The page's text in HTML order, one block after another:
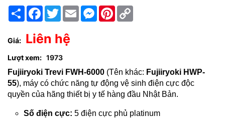
Chia
sẻ
Facebook
TwitterEmail Messenger
Pinterest
Giá: Liên hệ
Lượt xem: 1973
Fujiiryoki Trevi FWH-6000 (Tên khác: Fujiiryoki HWP-
55), máy có chức năng tự động vệ sinh điện cực độc
quyền của hãng thiết bị y tế hàng đầu Nhật Bản.
Số điện cực: 5 điện cực phủ platinum